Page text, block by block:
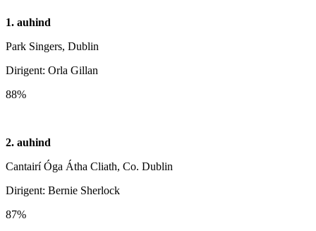
1. auhind
Park Singers, Dublin
Dirigent: Orla Gillan
88%
2. auhind
Cantairí Óga Átha Cliath, Co. Dublin
Dirigent: Bernie Sherlock
87%